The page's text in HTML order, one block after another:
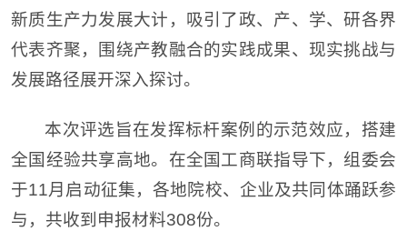
新质生产力发展大计，吸引了政、产、学、研各界
代表齐聚，围绕产教融合的实践成果、现实挑战与
发展路径展开深入探讨。
本次评选旨在发挥标杆案例的示范效应，搭建
全国经验共享高地。在全国工商联指导下，组委会
于11月启动征集，各地院校、企业及共同体踊跃参
与，共收到申报材料308份。